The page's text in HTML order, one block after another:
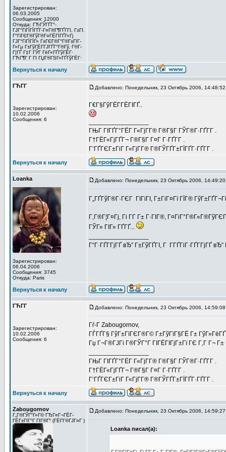
Зарегистрирован:
06.03.2005
Сообщения: 12000
Откуда: ГЋГЎГҐГ°-
ГЈГ°ГіГЇГЇГҐГ­-Г¤Г®Г¶ГҐГ­ГІ, Г±ГІ.
Г°ГіГЄГ®ГўГ®Г¤ГЁГІГҐГ«Гј
ГЈГ°ГіГЇГЇГ» Г±ГЄГ®Г°Г®Г±ГІГ­
Г»Гµ Г±ГўГЁГ­ГЈГҐГ°Г®Гў, Г®Г­
Г¦ГҐ Г‡Г ГЎГ ГёГ«ГҐГўГЁГ·
ГЋГ¶Г Г ГІ ГЏГ®ГЅГ«ГҐГўГЁГ·
Вернуться к началу
ГЋГ­Г
Зарегистрирован:
10.02.2006
Сообщения: 6
Добавлено: Понедельник, 23 Октябрь 2006, 14:48:52
Г€Г§ГўГЁГ­ГЁГІГҐ..
ГЊГ ГІГҐГ°ГЁГ Г«ГјГ­Г® Г®Г§Г ГЎГ®Г·ГҐГ­Г .
Г†ГЁГ«ГјГҐГ¬ Г®Г§Г Г¤Г Г·ГҐГ­Г .
Г‘ГҐГЄГ±ГіГ Г«ГјГ­Г® Г®ГЎГҐГ±ГЇГҐГ·ГҐГ­Г .
Вернуться к началу
Loanka
Зарегистрирован:
06.04.2006
Сообщения: 3745
Откуда: Paris
Добавлено: Понедельник, 23 Октябрь 2006, 14:49:20
Г„ГҐГўГ®Г·ГЄГ ГІГіГІ, Г±ГіГ¤Гї ГЇГ®
Г‚Г®Г¦Г¤Гј, Гі Г­Г Г± Г·ГІГ®,
ГЎГ» ГІГ» ГҐГҐ...
Г“Г·ГҐГ­ГјГҐ вЂ” Г±ГўГҐГІ, Г Г­ГҐГіГ·ГҐГ­ГјГҐ
Вернуться к началу
ГЋГ­Г
Зарегистрирован:
10.02.2006
Сообщения: 6
Добавлено: Понедельник, 23 Октябрь 2006, 14:59:08
Гѓ-Г­ Zabougornov,
ГЃГҐГ§ ГўГ±ГїГЄГ®Г© Г±ГўГїГ§ГЁ Г±
Гџ Г¬Г®ГЈГі Г®ГЎГ°Г ГІГЁГІГјГ±Гї ГЄ Г‚Г Г¬
ГЊГ ГІГҐГ°ГЁГ Г«ГјГ­Г® Г®Г§Г ГЎГ®Г·ГҐГ­Г .
Г†ГЁГ«ГјГҐГ¬ Г®Г§Г Г¤Г Г·ГҐГ­Г .
Г‘ГҐГЄГ±ГіГ Г«ГјГ­Г® Г®ГЎГҐГ±ГЇГҐГ·ГҐГ­Г .
Вернуться к началу
Zabougornov
Г„Г®ГЎГ°Г»Г© ГЂГ¤Г¬ГЁГ­
ГЁГ±ГІГ°Г ГІГ®Г° (ГЁГ­Г®ГЈГ¤Г )
Добавлено: Понедельник, 23 Октябрь 2006, 14:59:27
Loanka писал(а):